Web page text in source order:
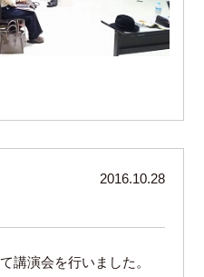
2016.10.28
講演会を行いました。